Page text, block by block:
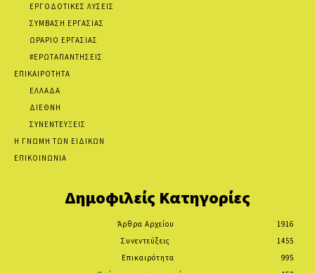
ΕΡΓΟΔΟΤΙΚΕΣ ΛΥΣΕΙΣ
ΣΥΜΒΑΣΗ ΕΡΓΑΣΙΑΣ
ΩΡΑΡΙΟ ΕΡΓΑΣΙΑΣ
#ΕΡΩΤΑΠΑΝΤΗΣΕΙΣ
ΕΠΙΚΑΙΡΟΤΗΤΑ
ΕΛΛΑΔΑ
ΔΙΕΘΝΗ
ΣΥΝΕΝΤΕΥΞΕΙΣ
Η ΓΝΩΜΗ ΤΩΝ ΕΙΔΙΚΩΝ
ΕΠΙΚΟΙΝΩΝΙΑ
Δημοφιλείς Κατηγορίες
Άρθρα Αρχείου
1916
Συνεντεύξεις
1455
Επικαιρότητα
995